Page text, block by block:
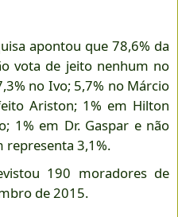
apontou que 78,6% da
vota de jeito nenhum no
no Ivo; 5,7% no Márcio
Ariston; 1% em Hilton
1% em Dr. Gaspar e não
representa 3,1%.
190 moradores de
de 2015.